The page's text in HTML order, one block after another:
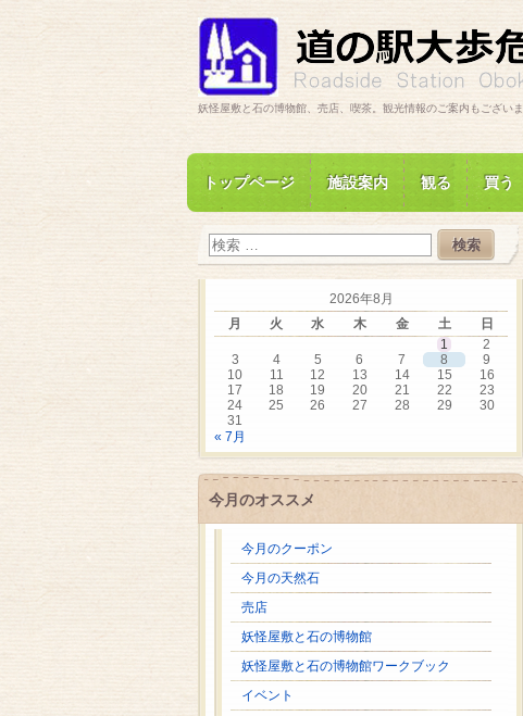
妖怪屋敷と石の博物館、売店、喫茶。観光情報のご案内もございま
トップページ 施設案内 観る 買う
2026年8月
月
火 水 木 金 土
日
1
2
3
4 5 6 7 8
9
10
11 12 13 14 15
16
17
18 19 20 21 22
23
24
25 26 27 28 29
30
31
« 7月
今月のオススメ
今月のクーポン
今月の天然石
売店
妖怪屋敷と石の博物館
妖怪屋敷と石の博物館ワークブック
イベント